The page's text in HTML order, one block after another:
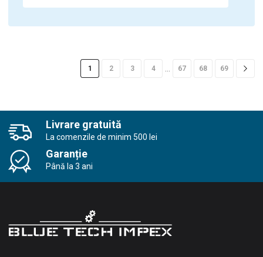
1 2 3 4 … 67 68 69
Livrare gratuită
La comenzile de minim 500 lei
Garanție
Până la 3 ani